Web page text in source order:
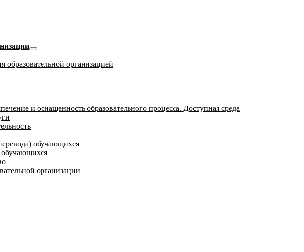
образовательной организацией
и оснащенность образовательного процесса. Доступная среда
обучающихся
организации